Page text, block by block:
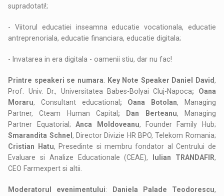
supradotati!;
- Viitorul educatiei inseamna educatie vocationala, educatie
antreprenoriala, educatie financiara, educatie digitala;
- Invatarea in era digitala - oamenii stiu, dar nu fac!
Printre speakeri se numara: Key Note Speaker Daniel David,
Prof. Univ. Dr., Universitatea Babes-Bolyai Cluj-Napoca; Oana
Moraru, Consultant educational ; Oana Botolan, Managing
Partner, Cteam Human Capital ; Dan Berteanu, Managing
Partner Equatorial;Anca Moldoveanu, Founder Family Hub;
Smarandita Schnel , Director Divizie HR BPO, Telekom Romania;
Cristian Hatu, Presedinte si membru fondator al Centrului de
Evaluare si Analize Educationale (CEAE),
Iulian TRANDAFIR,
CEO Farmexpert si altii.
Moderatorul evenimentului: Daniela Palade Teodorescu,